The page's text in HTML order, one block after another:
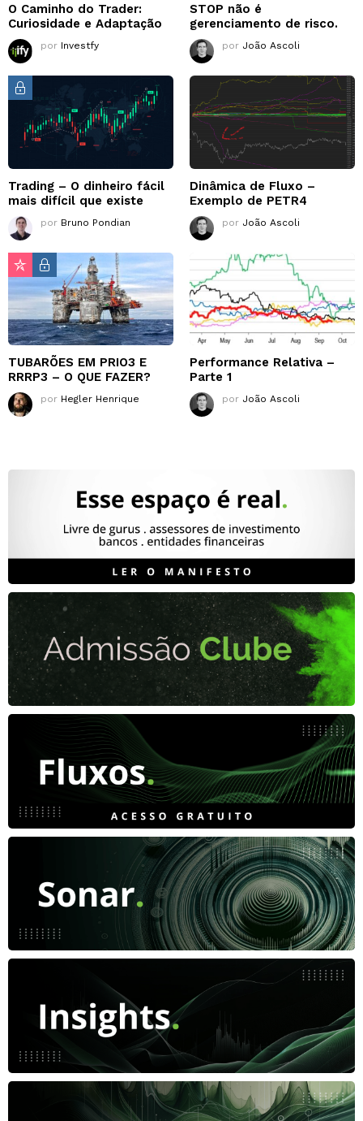
O Caminho do Trader:
Curiosidade e Adaptação
por Investfy
STOP não é
gerenciamento de risco.
por João Ascoli
Trading – O dinheiro fácil
mais difícil que existe
por Bruno Pondian
Dinâmica de Fluxo –
Exemplo de PETR4
por João Ascoli
TUBARÕES EM PRIO3 E
RRRP3 – O QUE FAZER?
por Hegler Henrique
Performance Relativa –
Parte 1
por João Ascoli